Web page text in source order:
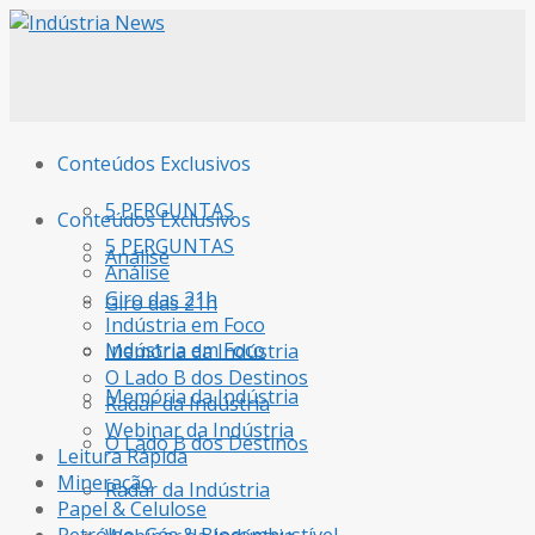
Conteúdos Exclusivos
5 PERGUNTAS
Análise
Giro das 21h
Indústria em Foco
Memória da Indústria
O Lado B dos Destinos
Radar da Indústria
Conteúdos Exclusivos
5 PERGUNTAS
Análise
Giro das 21h
Indústria em Foco
Memória da Indústria
O Lado B dos Destinos
Radar da Indústria
Webinar da Indústria
Leitura Rápida
Mineração
Papel & Celulose